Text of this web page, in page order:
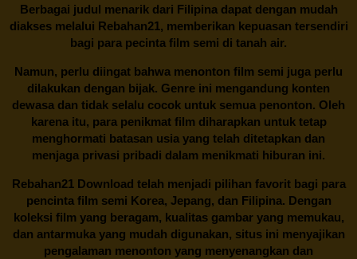
Berbagai judul menarik dari Filipina dapat dengan mudah
diakses melalui Rebahan21, memberikan kepuasan tersendiri
bagi para pecinta film semi di tanah air.
Namun, perlu diingat bahwa menonton film semi juga perlu
dilakukan dengan bijak. Genre ini mengandung konten
dewasa dan tidak selalu cocok untuk semua penonton. Oleh
karena itu, para penikmat film diharapkan untuk tetap
menghormati batasan usia yang telah ditetapkan dan
menjaga privasi pribadi dalam menikmati hiburan ini.
Rebahan21Download telah menjadi pilihan favorit bagi para
pencinta film semi Korea, Jepang, dan Filipina. Dengan
koleksi film yang beragam, kualitas gambar yang memukau,
dan antarmuka yang mudah digunakan, situs ini menyajikan
pengalaman menonton yang menyenangkan dan